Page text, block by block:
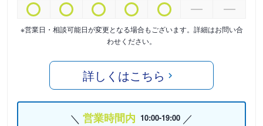
※営業日・相談可能日が変更となる場合もございます。詳細はお問い合
わせください。
詳しくはこちら
営業時間内 10:00-19:00